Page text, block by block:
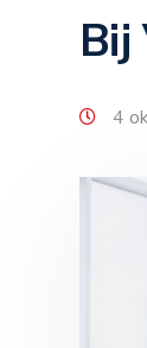
Bij
4